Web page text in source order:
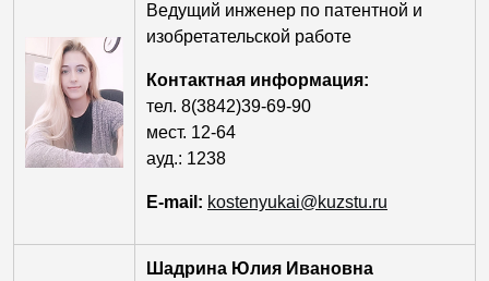
Ведущий инженер по патентной и
изобретательской работе
Контактная информация:
тел. 8(3842)39-69-90
мест. 12-64
ауд.: 1238
E-mail: kostenyukai@kuzstu.ru
Шадрина Юлия Ивановна